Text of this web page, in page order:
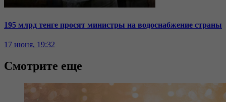
195 млрд тенге просят министры на водоснабжение страны
17 июня, 19:32
Смотрите еще